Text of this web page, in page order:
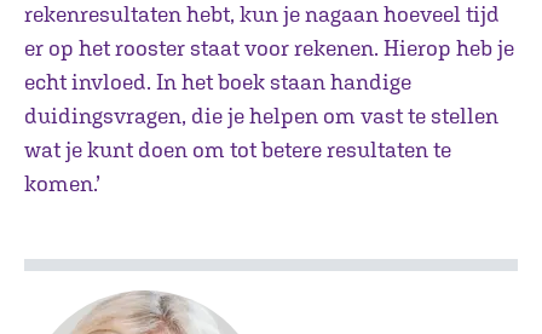
rekenresultaten hebt, kun je nagaan hoeveel tijd
er op het rooster staat voor rekenen. Hierop heb je
echt invloed. In het boek staan handige
duidingsvragen, die je helpen om vast te stellen
wat je kunt doen om tot betere resultaten te
komen.’